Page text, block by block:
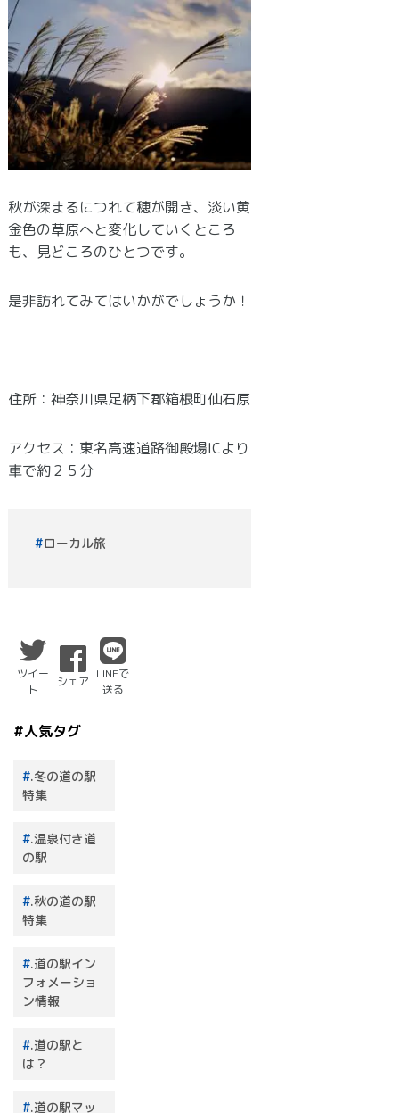
秋が深まるにつれて穂が開き、淡い黄
金色の草原へと変化していくところ
も、見どころのひとつです。
是非訪れてみてはいかがでしょうか！
住所：神奈川県足柄下郡箱根町仙石原
アクセス：東名高速道路御殿場ICより
車で約２５分
ローカル旅
ツイー
ト
シェア
LINEで
送る
#人気タグ
.冬の道の駅
特集
.温泉付き道
の駅
.秋の道の駅
特集
.道の駅イン
フォメーショ
ン情報
.道の駅と
は？
.道の駅マッ